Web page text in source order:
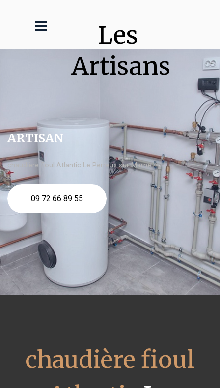
Les
Artisans
ARTISAN
chaudière fioul Atlantic Le Perreux sur Marne
09 72 66 89 55
chaudière fioul